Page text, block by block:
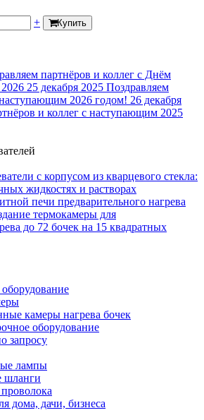
+ Купить
партнёров и коллег с Днём
25 декабря 2025 Поздравляем
2026 годом! 26 декабря
и коллег с наступающим 2025
с корпусом из кварцевого стекла:
жидкостях и растворах
печи предварительного нагрева
термокамеры для
до 72 бочек на 15 квадратных
камеры нагрева бочек
оборудование
запросу
лампы
шланги
дома, дачи, бизнеса